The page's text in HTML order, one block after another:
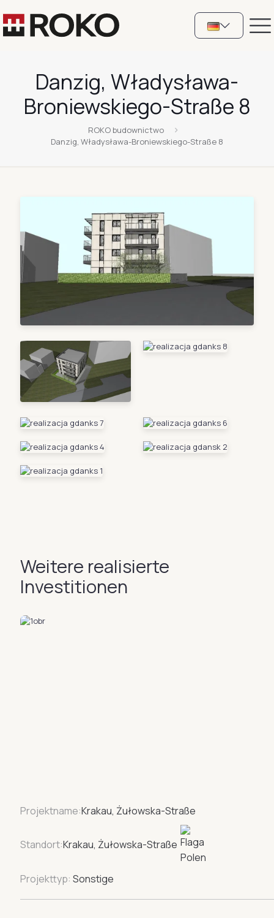
Danzig, Władysława-
Broniewskiego-Straße 8
ROKO budownictwo
Danzig, Władysława-Broniewskiego-Straße 8
Weitere realisierte
Investitionen
Projektname:Krakau, Żułowska-Straße
Standort:Krakau, Żułowska-Straße
Projekttyp: Sonstige